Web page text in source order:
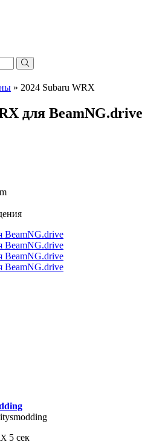
» 2024 Subaru WRX
для BeamNG.drive
5 сек